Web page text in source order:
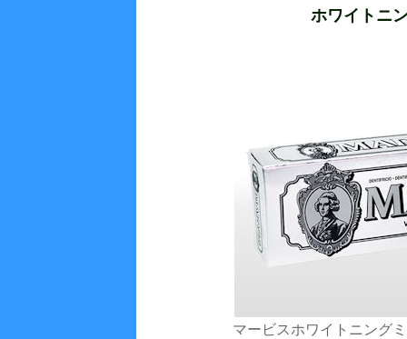
ホワイトニ
マービスホワイトニング